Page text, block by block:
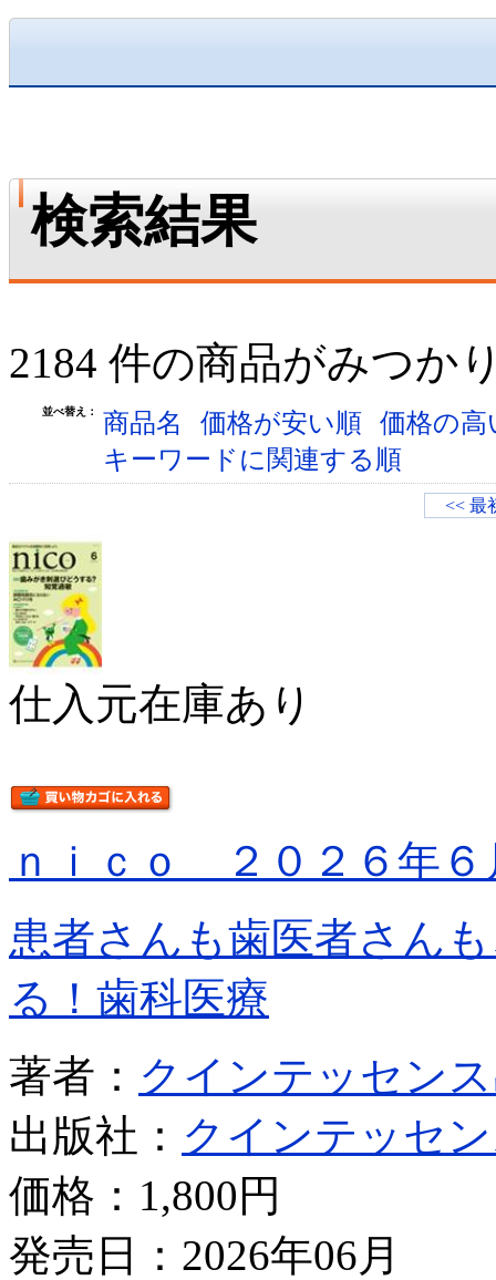
検索結果
2184 件の商品がみつか
並べ替え： 商品名 価格が安い順 価格の
キーワードに関連する順
<< 最
仕入元在庫あり
ｎｉｃｏ ２０２６年６
患者さんも歯医者さん
る！歯科医療
著者： クインテッセン
出版社： クインテッセ
価格： 1,800円
発売日：2026年06月